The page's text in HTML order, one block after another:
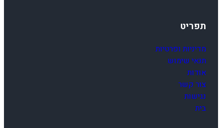
תפריט
מדיניות ופרטיות
תנאי שימוש
אודות
צור קשר
נגישות
בית